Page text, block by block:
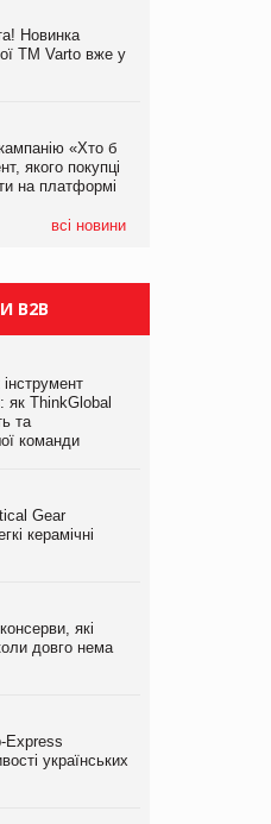
Новинка
ТМ Varto вже у
«Хто б
якого покупці
на платформі
всі новини
хвостатих: у
Varto Paw
VARUS купує
374 магазини
дзвінки
B2B
як ThinkGlobal
та
команди
Gear
керамічні
які
довго нема
Express
українських